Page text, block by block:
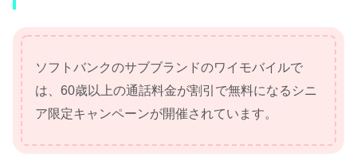
ソフトバンクのサブブランドのワイモバイルで
は、60歳以上の通話料金が割引で無料になるシニ
ア限定キャンペーンが開催されています。